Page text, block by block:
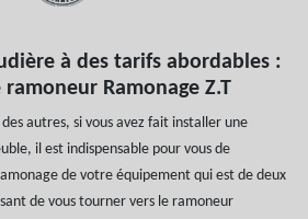
à des tarifs abordables :
Ramonage Z.T
autres, si vous avez fait installer une
il est indispensable pour vous de
de votre équipement qui est de deux
de vous tourner vers le ramoneur